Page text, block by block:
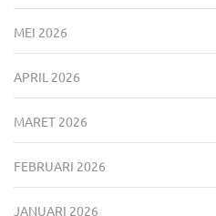
MEI 2026
APRIL 2026
MARET 2026
FEBRUARI 2026
JANUARI 2026